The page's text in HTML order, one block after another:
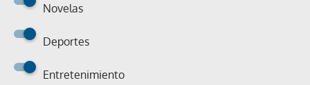
Novelas
Deportes
Entretenimiento